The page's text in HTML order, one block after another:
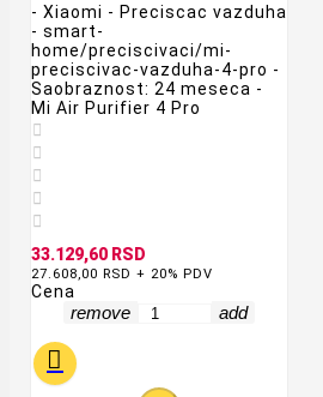
- Xiaomi - Preciscac vazduha
- smart-
home/preciscivaci/mi-
preciscivac-vazduha-4-pro -
Saobraznost: 24 meseca -
Mi Air Purifier 4 Pro





33.129,60 RSD
27.608,00 RSD + 20% PDV
Cena
remove add
